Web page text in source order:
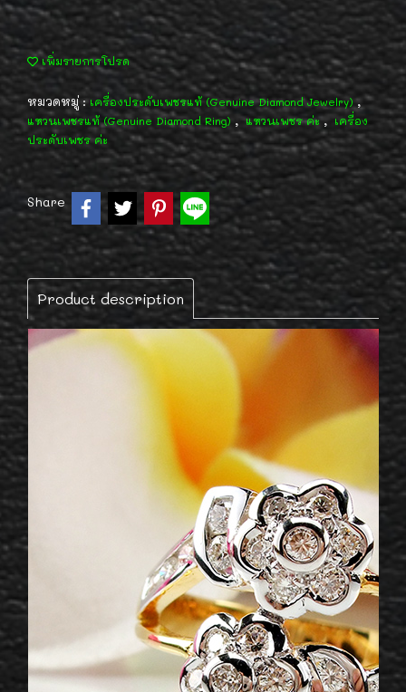
เพิ่มรายการโปรด
หมวดหมู่ :เครื่องประดับเพชรแท้ (Genuine Diamond Jewelry),
แหวนเพชรแท้ (Genuine Diamond Ring) , แหวนเพชร ค่ะ, เครื่อง
ประดับเพชร ค่ะ
Share
Product description